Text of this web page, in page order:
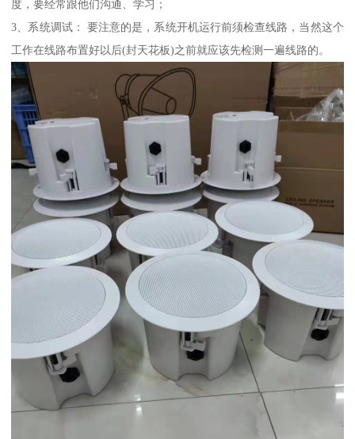
度，要经常跟他们沟通、学习；
3、系统调试： 要注意的是，系统开机运行前须检查线路，当然这个
工作在线路布置好以后(封天花板)之前就应该先检测一遍线路的。